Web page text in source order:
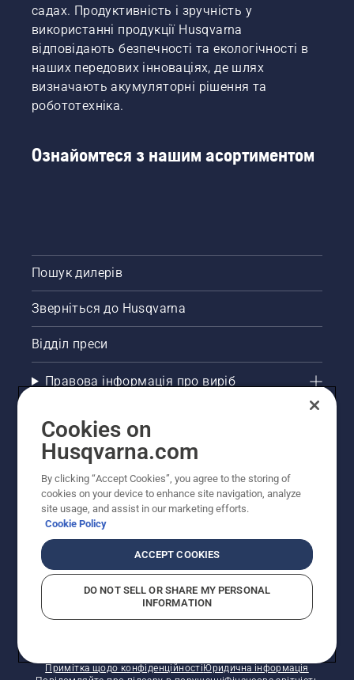
садах. Продуктивність і зручність у
використанні продукції Husqvarna
відповідають безпечності та екологічності в
наших передових інноваціях, де шлях
визначають акумуляторні рішення та
робототехніка.
Ознайомтеся з нашим асортиментом
Пошук дилерів
Зверніться до Husqvarna
Відділ преси
Правова інформація про виріб
Інші сайти Husqvarna
Рекомендовані інтернет-магазини
Примітка щодо конфіденційностіЮридична інформація
Cookies on
Husqvarna.com
By clicking “Accept Cookies”, you agree to the storing of
cookies on your device to enhance site navigation, analyze
site usage, and assist in our marketing efforts.
Cookie Policy
ACCEPT COOKIES
DO NOT SELL OR SHARE MY PERSONAL
INFORMATION